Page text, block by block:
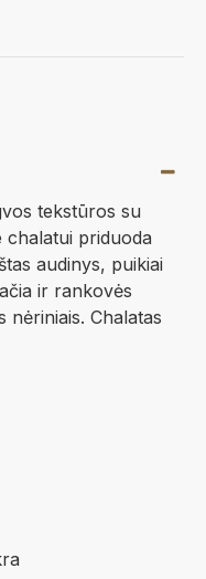
tekstūros su
priduoda
audinys, puikiai
ir rankovės
nėriniais. Chalatas